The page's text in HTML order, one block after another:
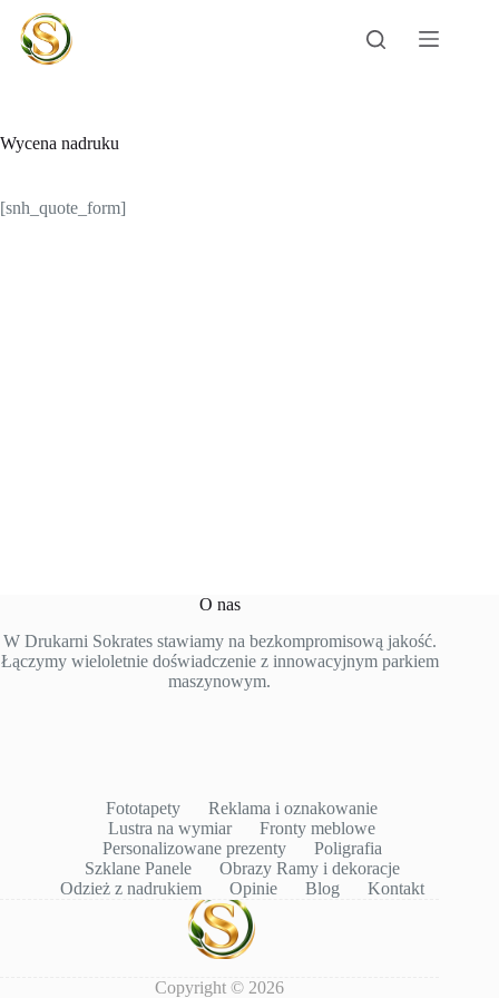
Przejdź
treści
Wycena nadruku
[snh_quote_form]
O nas
W Drukarni Sokrates stawiamy na bezkompromisową jakość.
Łączymy wieloletnie doświadczenie z innowacyjnym parkiem
maszynowym.
Fototapety
Reklama i oznakowanie
Lustra na wymiar
Fronty meblowe
Personalizowane prezenty
Poligrafia
Szklane Panele
Obrazy Ramy i dekoracje
Odzież z nadrukiem
Opinie Blog Kontakt
Copyright © 2026